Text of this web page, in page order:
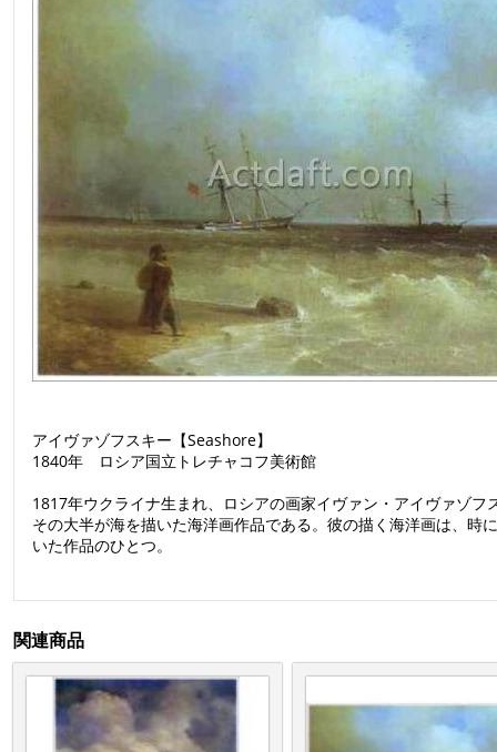
アイヴァゾフスキー【Seashore】
1840年 ロシア国立トレチャコフ美術館
1817年ウクライナ生まれ、ロシアの画家イヴァン・アイヴァゾ
その大半が海を描いた海洋画作品である。彼の描く海洋画は、
いた作品のひとつ。
関連商品